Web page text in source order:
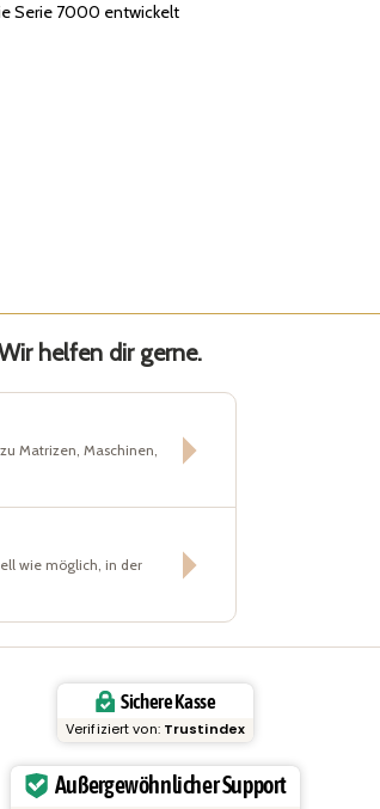
Serie 7000 entwickelt
helfen dir gerne.
Matrizen, Maschinen,
wie möglich, in der
Sichere Kasse
Verifiziert von: Trustindex
Außergewöhnlicher Support